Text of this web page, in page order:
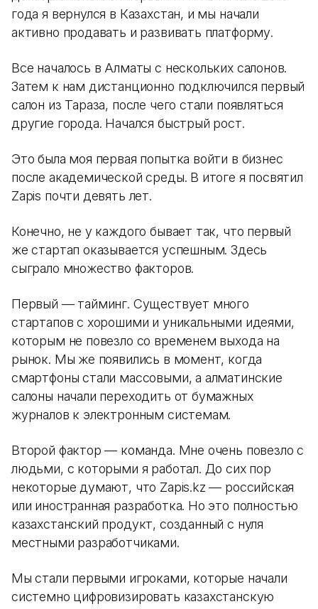
года я вернулся в Казахстан, и мы начали
активно продавать и развивать платформу.
Все началось в Алматы с нескольких салонов.
Затем к нам дистанционно подключился первый
салон из Тараза, после чего стали появляться
другие города. Начался быстрый рост.
Это была моя первая попытка войти в бизнес
после академической среды. В итоге я посвятил
Zapis почти девять лет.
Конечно, не у каждого бывает так, что первый
же стартап оказывается успешным. Здесь
сыграло множество факторов.
Первый — тайминг. Существует много
стартапов с хорошими и уникальными идеями,
которым не повезло со временем выхода на
рынок. Мы же появились в момент, когда
смартфоны стали массовыми, а алматинские
салоны начали переходить от бумажных
журналов к электронным системам.
Второй фактор — команда. Мне очень повезло с
людьми, с которыми я работал. До сих пор
некоторые думают, что Zapis.kz — российская
или иностранная разработка. Но это полностью
казахстанский продукт, созданный с нуля
местными разработчиками.
Мы стали первыми игроками, которые начали
системно цифровизировать казахстанскую